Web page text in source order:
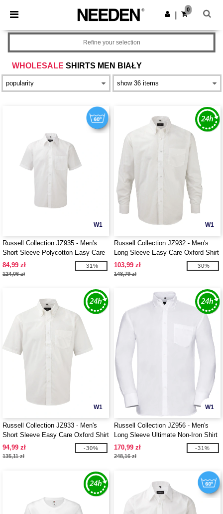
× Aplikacja Needen
Lepsze ceny w aplikacji!
Pobierz app
0
WHOLESALE SHIRTS MEN BIAŁY
Refine your selection
W1
Russell Collection JZ935 - Men's
Short Sleeve Polycotton Easy Care
Poplin Shirt
84,99 zł
124,06 zł
-31%
W1
Russell Collection JZ932 - Men's
Long Sleeve Easy Care Oxford Shirt
103,99 zł
148,79 zł
-30%
W1
Russell Collection JZ933 - Men's
Short Sleeve Easy Care Oxford Shirt
94,99 zł
135,11 zł
-30%
W1
Russell Collection JZ956 - Men's
Long Sleeve Ultimate Non-Iron Shirt
170,99 zł
248,16 zł
-31%